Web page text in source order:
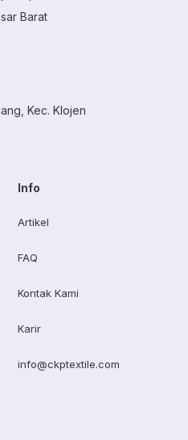
Barat
Kec. Klojen
Info
Artikel
FAQ
Kontak Kami
Karir
info@ckptextile.com